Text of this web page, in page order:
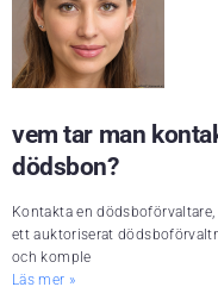
vem tar man
dödsbon?
Kontakta en
ett auktoriserat
och komple
Läs mer »